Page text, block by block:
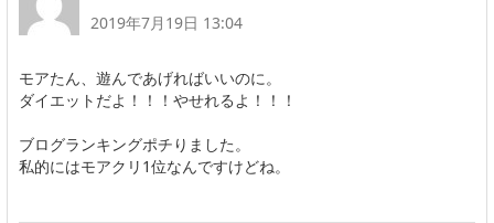
2019年7月19日 13:04
モアたん、遊んであげればいいのに。
ダイエットだよ！！！やせれるよ！！！
ブログランキングポチりました。
私的にはモアクリ1位なんですけどね。